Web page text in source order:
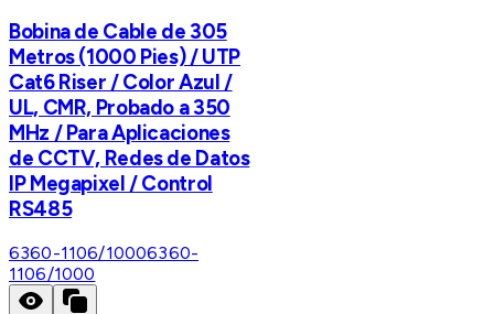
Bobina de Cable de 305
Metros (1000 Pies) / UTP
Cat6 Riser / Color Azul /
UL, CMR, Probado a 350
MHz / Para Aplicaciones
de CCTV, Redes de Datos
IP Megapixel / Control
RS485
6360-1106/10006360-
1106/1000